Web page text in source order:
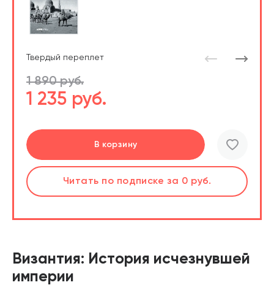
Твердый переплет
1 890 руб.
1 235 руб.
В корзину
В корзине
Читать по подписке за 0 руб.
Перейти
Читать по подписке за 0 руб.
Перейти
Слушатьпо подпискеза 0 руб.
Византия: История исчезнувшей
империи